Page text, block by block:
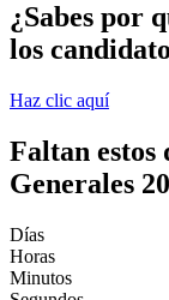
¿Sabes por
los
Haz clic aquí
Faltan estos
Generales
Días
Horas
Minutos